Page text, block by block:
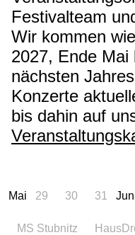
Festivalteam
Wir kommen
2027, Ende Mai
nächsten Jahres
Konzerte
bis dahin auf
Mai 29 30 31
MS Stubnitz